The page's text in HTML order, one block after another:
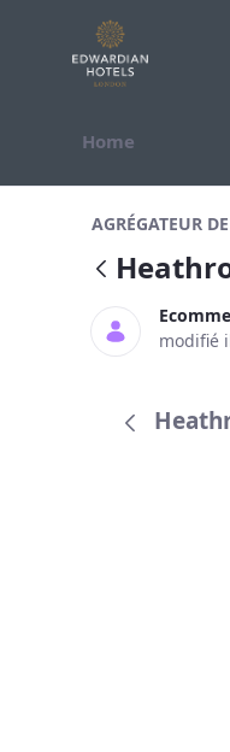
Saut au contenu
Home
AGRÉGATEUR
modifié